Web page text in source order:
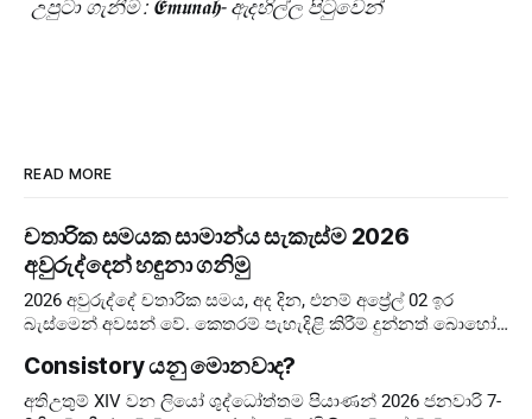
උපුටා ගැනීම : 𝕰𝖒𝖚𝖓𝖆𝖍- ඇදහිල්ල පිටුවෙන්
READ MORE
චතාරික සමයක සාමාන්ය සැකැස්ම 2026
අවුරුද්දෙන් හඳුනා ගනිමු
2026 අවුරුද්දේ චතාරික සමය, අද දින, එනම් අප්‍රේල් 02 ඉර
බැස්මෙන් අවසන් වේ. කෙතරම් පැහැදිළි කිරීම් දුන්නත් බොහෝ
Consistory යනු මොනවාද?
අතිඋතුම් XIV වන ලියෝ ශුද්ධෝත්තම පියාණන් 2026 ජනවාරි 7-